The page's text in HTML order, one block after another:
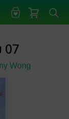
07
Wong